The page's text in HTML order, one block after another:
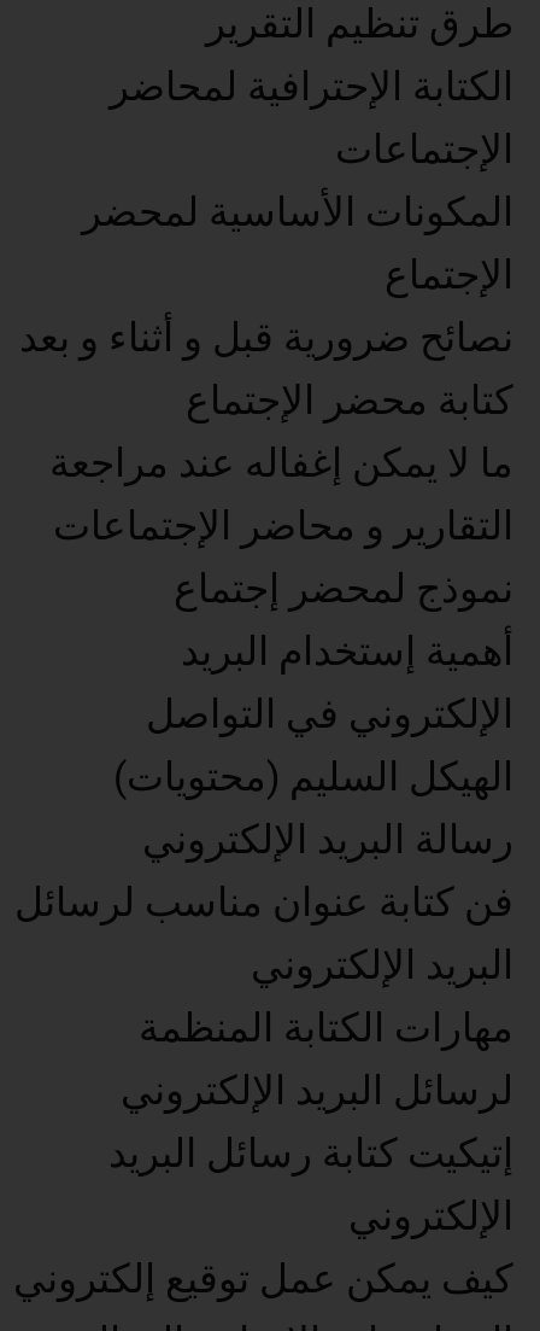
طرق تنظيم التقرير
الكتابة الإحترافية لمحاضر
الإجتماعات
المكونات الأساسية لمحضر
الإجتماع
نصائح ضرورية قبل و أثناء و بعد
كتابة محضر الإجتماع
ما لا يمكن إغفاله عند مراجعة
التقارير و محاضر الإجتماعات
نموذج لمحضر إجتماع
أهمية إستخدام البريد
الإلكتروني في التواصل
الهيكل السليم (محتويات)
رسالة البريد الإلكتروني
فن كتابة عنوان مناسب لرسائل
البريد الإلكتروني
مهارات الكتابة المنظمة
لرسائل البريد الإلكتروني
إتيكيت كتابة رسائل البريد
الإلكتروني
كيف يمكن عمل توقيع إلكتروني